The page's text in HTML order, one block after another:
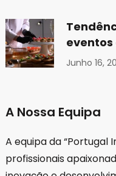
eventos
Junho 16,
A Nossa Equipa
A equipa da “Portugal
profissionais